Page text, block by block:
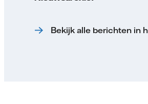
Bekijk alle berichten in